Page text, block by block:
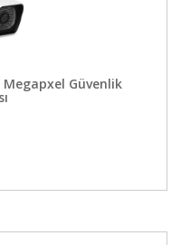
Megapxel Güvenlik